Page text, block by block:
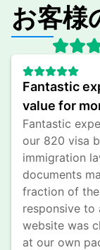
お客様
Fantastic
value for
Fantastic
our 820 visa
immigration
documents
fraction of
responsive to
website was
at our own